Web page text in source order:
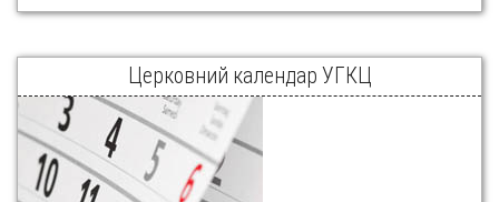
Церковний календар УГКЦ